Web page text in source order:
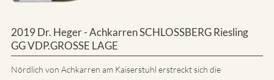
2019 Dr. Heger - Achkarren SCHLOSSBERG Riesling
GG VDP.GROSSE LAGE
Nördlich von Achkarren am Kaiserstuhl erstreckt sich die